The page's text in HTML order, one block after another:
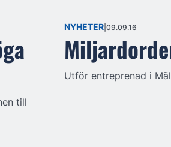
till
NYHETER 09.09.16
Utför entreprenad i